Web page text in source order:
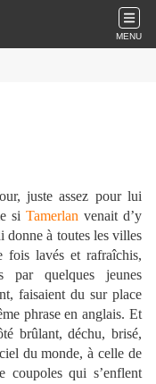
MENU
juste assez pour lui
siTamerlan venait d’y
donne à toutes les villes
lavés et rafraîchis,
par quelques jeunes
faisaient du sur place
phrase en anglais. Et
brûlant, déchu, brisé,
du monde, à celle de
coupoles qui s’enflent